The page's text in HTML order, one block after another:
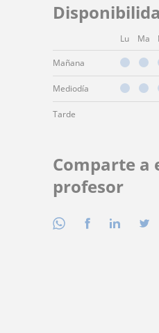
Lu Ma
Mañana
Mediodía
Tarde
Comparte a
profesor